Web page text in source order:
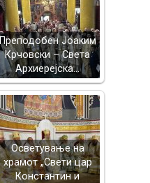
Преподобен Јоаким
Крчовски – Света
Архиерејска…
Осветување на
храмот „Свети цар
Константин и